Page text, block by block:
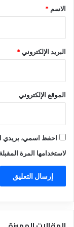
*
الاسم *
البريد الإلكتروني*
الموقع الإلكتروني
احفظ اسمي، بريدي
لاستخدامها المرة